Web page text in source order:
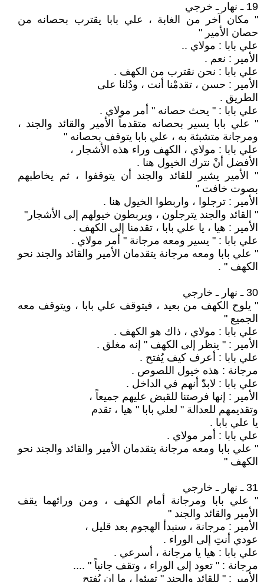
19 ـ نهار ـ خرجي
" مكان آخر من الغابة ، علي بابا يقترب بحصانه من
حصان الأمير "
علي بابا : مولاي ..
الأمير : نعم .
علي بابا : نحن نقترب من الكهف .
الأمير : حسن ، تقدمْنا أنت ، ودُلنا على
الطريق .
علي بابا : " يحث حصانه " أمر مولاي .
" علي بابا يسير بحصانه متقدماً الأمير والقائد والجند ،
ومرجانة متشبثة به ، علي بابا يتوقف بحصانه "
علي بابا : مولاي ، الكهف وراء هذه الأشجار ،
الأفضل أنْ نترك الخيول هنا .
" الأمير يشير للقائد والجند أن يتوقفوا ، ثم يخاطبهم
بصوت خافت "
الأمير : ترجلوا ، واربطوا الخيول هنا .
" القائد والجند يترجلون ، ويربطون خيولهم إلى الأشجار"
الأمير : هيا ، يا علي بابا ، تقدمنا إلى الكهف .
علي بابا : " يسير ومعه مرجانة " أمر مولاي .
" علي بابا ومعه مرجانة يتقدمان الأمير والقائد والجند نحو
الكهف " .
30 ـ نهار ـ خارجي
" يلوح الكهف من بعيد ، فيتوقف علي بابا ، ويتوقف معه
الجميع "
علي بابا : مولاي ، ذاك هو الكهف .
الأمير : " ينظر إلى الكهف " إنه مغلق .
علي بابا : أعرف كيف يُفتح .
مرجانة : هذه خيول اللصوص .
علي بابا : لابدّ أنهم في الداخل .
الأمير : إنها فرصتنا للقبض عليهم جميعاً ،
وتقديمهم للعدالة " لعلي بابا " هيا ، تقدم
يا علي بابا .
علي بابا : أمر مولاي .
" علي بابا ومعه مرجانة يتقدمان الأمير والقائد والجند نحو
الكهف "
31 ـ نهار ـ خارجي
" علي بابا ومرجانة أمام الكهف ، ومن ورائهما يقف
الأمير والقائد والجند "
الأمير : مرجانة ، سنبدأ الهجوم بعد قليل ،
عودي أنتِ إلى الوراء .
علي بابا : هيا يا مرجانة ، أسرعي .
مرجانة : " تعود إلى الوراء ، وتقف جانباً " ....
الأمير : " للقائد والجند " تهيئوا ، ما إن يُفتح